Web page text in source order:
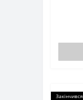
Закінчився